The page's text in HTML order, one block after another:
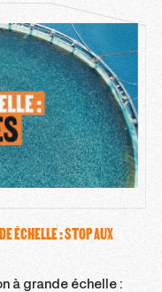
ÉCHELLE : STOP AUX
à grande échelle :